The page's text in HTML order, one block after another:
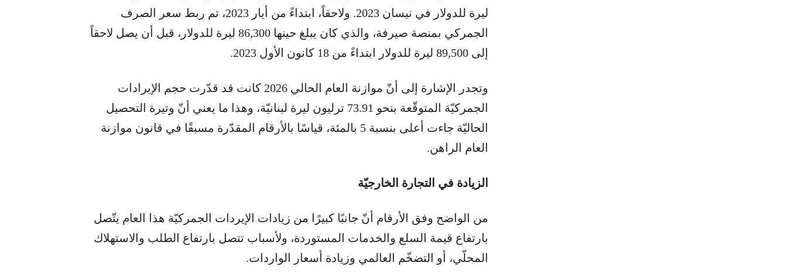
ليرة للدولار في نيسان 2023. ولاحقاً، ابتداءً من أيار 2023، تم ربط سعر الصرف
الجمركي بمنصة صيرفة، والذي كان يبلغ حينها 86,300 ليرة للدولار، قبل أن يصل لاحقاً
إلى 89,500 ليرة للدولار ابتداءً من 18 كانون الأول 2023.
وتجدر الإشارة إلى أنّ موازنة العام الحالي 2026 كانت قد قدّرت حجم الإيرادات
الجمركيّة المتوقّعة بنحو 73.91 ترليون ليرة لبنانيّة، وهذا ما يعني أنّ وتيرة التحصيل
الحاليّة جاءت أعلى بنسبة 5 بالمئة، قياسًا بالأرقام المقدّرة مسبقًا في قانون موازنة
العام الراهن.
الزيادة في التجارة الخارجيّة
من الواضح وفق الأرقام أنّ جانبًا كبيرًا من زيادات الإيردات الجمركيّة هذا العام يتّصل
بارتفاع قيمة السلع والخدمات المستوردة، ولأسباب تتصل بارتفاع الطلب والاستهلاك
المحلّي، أو التضخّم العالمي وزيادة أسعار الواردات.